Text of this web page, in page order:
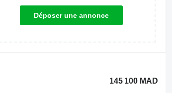
Déposer une annonce
145 100 MAD